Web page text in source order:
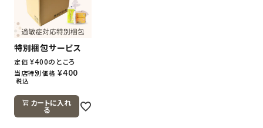
特別梱包サービス
定価 ¥400のところ
当店特別価格 ¥400
税込
カートに入れ
る